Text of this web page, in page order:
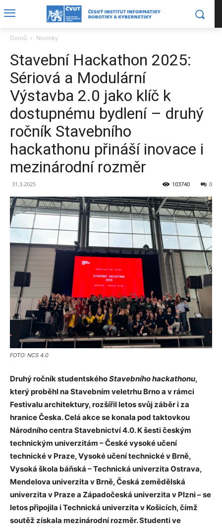
Domů Novinky
Stavební Hackathon 2025:
Sériová a Modulární
Výstavba 2.0 jako klíč k
dostupnému bydlení – druhý
ročník Stavebního
hackathonu přináší inovace i
mezinárodní rozměr
31.3.2025 0
103740
FOTO: NCS 4.0
Druhý ročník studentskéhoStavebního hackathonu,
který proběhl na Stavebním veletrhu Brno a v rámci
Festivalu architektury, rozšířil letos svůj záběr i za
hranice Česka. Celá akce se konala pod taktovkou
Národního centra Stavebnictví 4.0. K šesti českým
technickým univerzitám – České vysoké učení
technické v Praze, Vysoké učení technické v Brně,
Vysoká škola báňská – Technická univerzita Ostrava,
Mendelova univerzita v Brně, Česká zemědělská
univerzita v Praze a Západočeská univerzita v Plzni – se
letos připojila i Technická univerzita v Košicích, čímž
soutěž získala mezinárodní rozměr. Studenti ve